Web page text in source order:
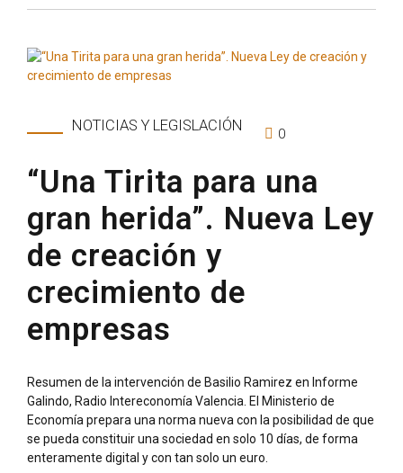
NOTICIAS Y LEGISLACIÓN 0
“Una Tirita para una
gran herida”. Nueva Ley
de creación y
crecimiento de
empresas
Resumen de la intervención de Basilio Ramirez en Informe
Galindo, Radio Intereconomía Valencia. El Ministerio de
Economía prepara una norma nueva con la posibilidad de que
se pueda constituir una sociedad en solo 10 días, de forma
enteramente digital y con tan solo un euro.